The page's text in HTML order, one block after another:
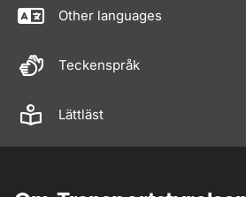
Other languages
Teckenspråk
Lättläst